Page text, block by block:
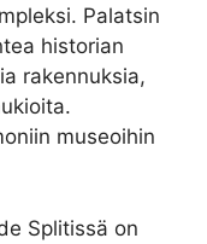
Palatsin
historian
rakennuksia,
museoihin
Splitissä on